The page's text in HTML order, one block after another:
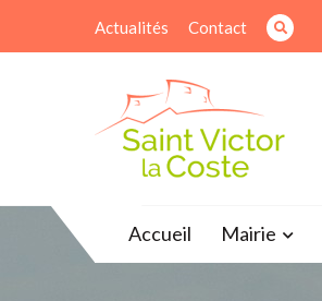
Actualités Contact
Accueil Mairie